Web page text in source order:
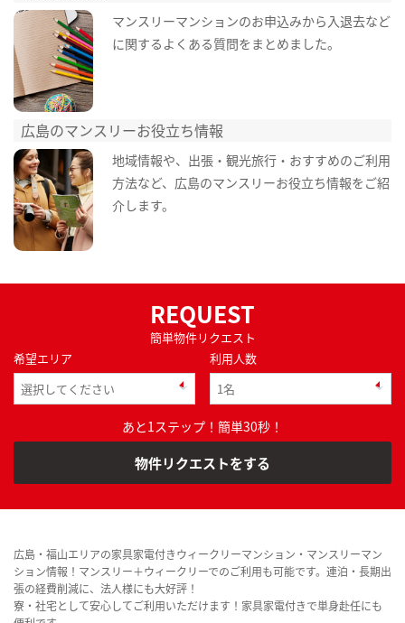
マンスリーマンションのお申込みから入退去など
に関するよくある質問をまとめました。
広島のマンスリーお役立ち情報
地域情報や、出張・観光旅行・おすすめのご利用
方法など、広島のマンスリーお役立ち情報をご紹
介します。
REQUEST
簡単物件リクエスト
希望エリア
利用人数
あと1ステップ！簡単30秒！
物件リクエストをする
広島・福山エリアの家具家電付きウィークリーマンション・マンスリーマン
ション情報！マンスリー＋ウィークリーでのご利用も可能です。連泊・長期出
張の経費削減に、法人様にも大好評！
寮・社宅として安心してご利用いただけます！家具家電付きで単身赴任にも